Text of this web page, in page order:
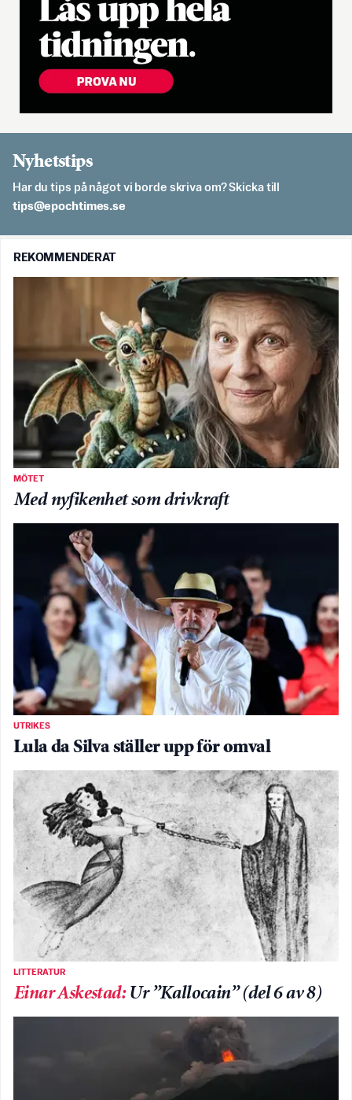
Nyhetstips
Har du tips på något vi borde skriva om? Skicka till
es.semithcope@spit
REKOMMENDERAT
MÖTET
Med nyfikenhet som drivkraft
UTRIKES
Lula da Silva ställer upp för omval
LITTERATUR
Einar Askestad: Ur ”Kallocain” (del 6 av 8)